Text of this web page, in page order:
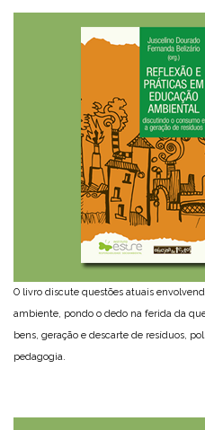
O livro discute questões atuais
ambiente, pondo o dedo na ferida da
bens, geração e descarte de resíduos,
pedagogia.